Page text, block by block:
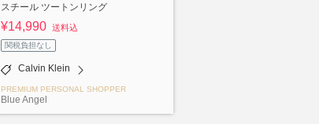
スチール ツートンリング
¥14,990 送料込
関税負担なし
Calvin Klein
PREMIUM PERSONAL SHOPPER
Blue Angel